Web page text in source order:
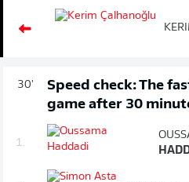
30'
Speed check: The
game after 30
1.